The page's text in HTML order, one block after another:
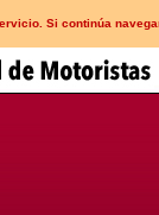
Si continúa